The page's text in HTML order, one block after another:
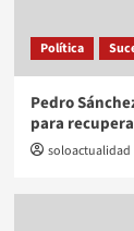
Política
Pedro
para
soloactualidad